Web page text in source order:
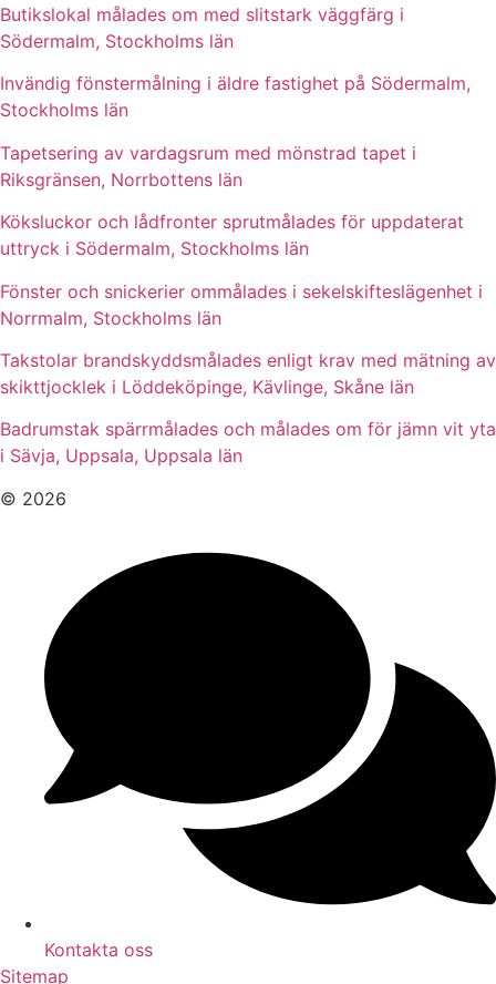
Butikslokal målades om med slitstark väggfärg i
Södermalm, Stockholms län
Invändig fönstermålning i äldre fastighet på Södermalm,
Stockholms län
Tapetsering av vardagsrum med mönstrad tapet i
Riksgränsen, Norrbottens län
Köksluckor och lådfronter sprutmålades för uppdaterat
uttryck i Södermalm, Stockholms län
Fönster och snickerier ommålades i sekelskifteslägenhet i
Norrmalm, Stockholms län
Takstolar brandskyddsmålades enligt krav med mätning av
skikttjocklek i Löddeköpinge, Kävlinge, Skåne län
Badrumstak spärrmålades och målades om för jämn vit yta
i Sävja, Uppsala, Uppsala län
© 2026
Kontakta oss
Sitemap